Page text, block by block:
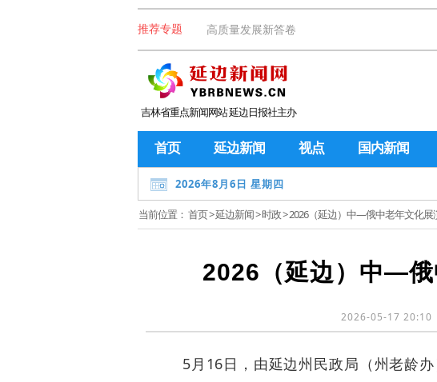
推荐专题 高质量发展新答卷
吉林省重点新闻网站 延边日报社主办
首页 延边新闻 视点 国内新闻
2026年8月6日 星期四
当前位置： 首页>延边新闻>时政> 2026（延边）中—俄中老年文化展
2026（延边）中—
2026-05-17 20:10
5月16日，由延边州民政局（州老龄